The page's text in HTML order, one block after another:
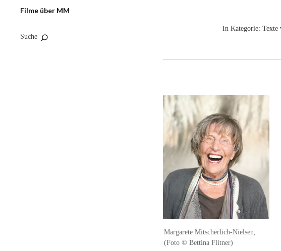
Filme über MM
Suche
In Kategorie: Texte
Margarete Mitscherlich-Nielsen,
(Foto © Bettina Flitner)